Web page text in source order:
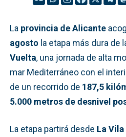
La provincia de Alicante
agosto la etapa más dura de
Vuelta, una jornada de alta
mar Mediterráneo con el
de un recorrido de 187,5
5.000 metros de desnivel
La etapa partirá desde La